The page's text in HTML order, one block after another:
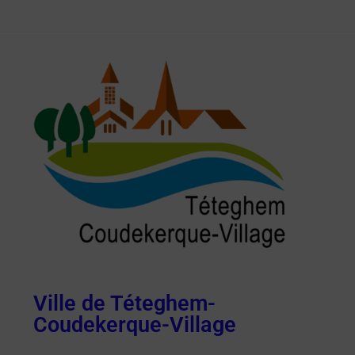
Ville de Téteghem-
Coudekerque-Village